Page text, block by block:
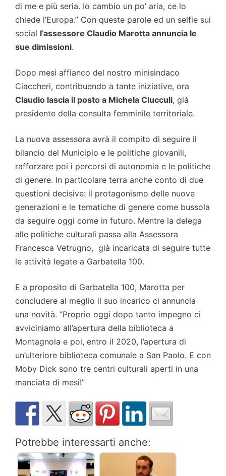
di me e più seria. Io cambio un po’ aria, ce lo
chiede l’Europa.” Con queste parole ed un selfie sui
social l’assessore Claudio Marotta annuncia le
sue dimissioni.
Dopo mesi affianco del nostro minisindaco
Ciaccheri, contribuendo a tante iniziative, ora
Claudio lascia il posto a Michela Ciucculi, già
presidente della consulta femminile territoriale.
La nuova assessora avrà il compito di seguire il
bilancio del Municipio e le politiche giovanili,
rafforzare poi i percorsi di autonomia e le politiche
di genere. In particolare terra anche conto di due
questioni decisive: il protagonismo delle nuove
generazioni e le tematiche di genere come bussola
da seguire oggi come in futuro. Mentre la delega
alle politiche culturali passa alla Assessora
Francesca Vetrugno, già incaricata di seguire tutte
le attività legate a Garbatella 100.
E a proposito di Garbatella 100, Marotta per
concludere al meglio il suo incarico ci annuncia
una novità. “Proprio oggi dopo tanto impegno ci
avviciniamo all’apertura della biblioteca a
Montagnola e poi, entro il 2020, l’apertura di
un’ulteriore biblioteca comunale a San Paolo. E con
Moby Dick sono tre centri culturali aperti in una
manciata di mesi!”
Potrebbe interessarti anche: